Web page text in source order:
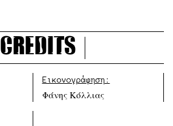
Credits
Εικονογράφηση:
Φάνης Κόλλιας